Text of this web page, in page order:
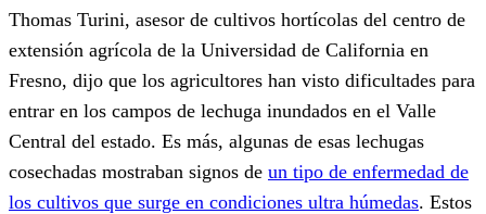
Thomas Turini, asesor de cultivos hortícolas del centro de
extensión agrícola de la Universidad de California en
Fresno, dijo que los agricultores han visto dificultades para
entrar en los campos de lechuga inundados en el Valle
Central del estado. Es más, algunas de esas lechugas
cosechadas mostraban signos de un tipo de enfermedad de
los cultivos que surge en condiciones ultra húmedas. Estos